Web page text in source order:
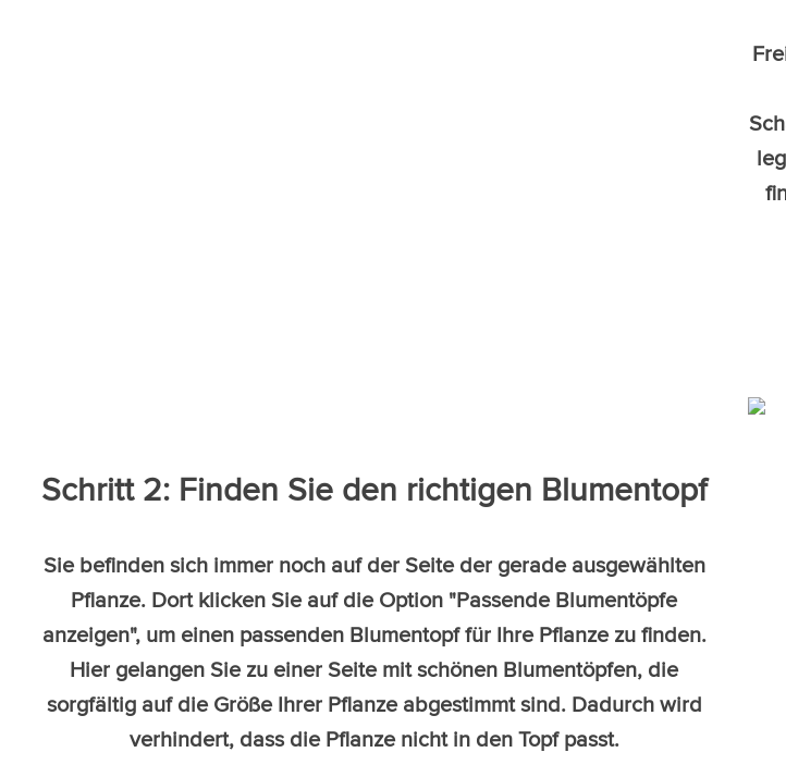
Schritt 2: Finden Sie den richtigen Blumentopf
Sie befinden sich immer noch auf der Seite der gerade ausgewählten
Pflanze. Dort klicken Sie auf die Option "Passende Blumentöpfe
anzeigen", um einen passenden Blumentopf für Ihre Pflanze zu finden.
Hier gelangen Sie zu einer Seite mit schönen Blumentöpfen, die
sorgfältig auf die Größe Ihrer Pflanze abgestimmt sind. Dadurch wird
verhindert, dass die Pflanze nicht in den Topf passt.